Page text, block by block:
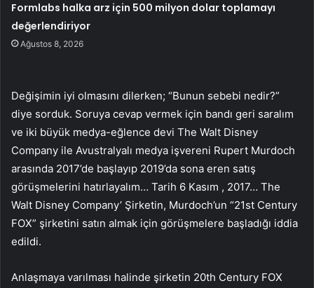
Formlabs halka arz için 500 milyon dolar toplamayı
değerlendiriyor
Ağustos 8, 2026
Değişimin iyi olmasını dilerken; “Bunun sebebi nedir?”
diye sorduk. Soruya cevap vermek için bandı geri saralım
ve iki büyük medya-eğlence devi The Walt Disney
Company ile Avustralyalı medya işvereni Rupert Murdoch
arasında 2017’de başlayıp 2019’da sona eren satış
görüşmelerini hatırlayalım… Tarih 6 Kasım , 2017… The
Walt Disney Company’ Şirketin, Murdoch’un “21st Century
FOX” şirketini satın almak için görüşmelere başladığı iddia
edildi.
Anlaşmaya varılması halinde şirketin 20th Century FOX